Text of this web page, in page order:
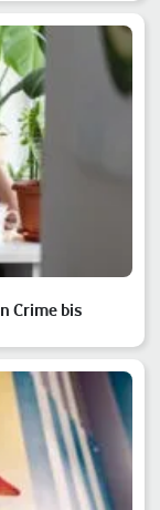
Crime bis